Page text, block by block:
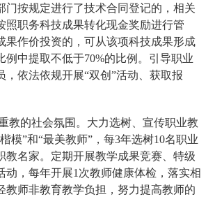
门按规定进行了技术合同登记的，相关
照职务科技成果转化现金奖励进行管
果作价投资的，可从该项科技成果形成
例中提取不低于70%的比例。引导职业
，依法依规开展“双创”活动、获取报
教的社会氛围。大力选树、宣传职业教
模”和“最美教师”，每3年选树10名职业
教名家。定期开展教学成果竞赛、特级
动，每年开展1次教师健康体检，落实相
教师非教育教学负担，努力提高教师的